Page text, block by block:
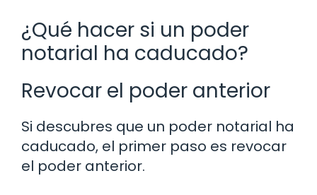
¿Qué hacer si un poder
notarial ha caducado?
Revocar el poder anterior
Si descubres que un poder notarial ha
caducado, el primer paso es revocar
el poder anterior.